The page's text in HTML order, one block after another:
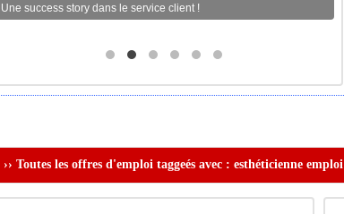
Une success story dans le service client !
›› Toutes les offres d'emploi taggeés avec : esthéticienne emploi